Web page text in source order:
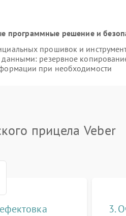
программные решение и
прошивок и
данными: резервное
при необходимости
прицела Veber
3.